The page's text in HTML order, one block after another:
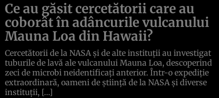
Ce au găsit cercetătorii care au
coborât în adâncurile vulcanului
Mauna Loa din Hawaii?
Cercetătorii de la NASA și de alte instituții au investigat
tuburile de lavă ale vulcanului Mauna Loa, descoperind
zeci de microbi neidentificați anterior. Într-o expediție
extraordinară, oameni de știință de la NASA și diverse
instituții, […]